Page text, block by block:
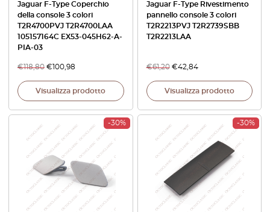
Jaguar F-Type Coperchio
della console 3 colori
T2R4700PVJ T2R4700LAA
105157164C EX53-045H62-A-
PIA-03
€118,80 €100,98
Visualizza prodotto
Jaguar F-Type Rivestimento
pannello console 3 colori
T2R2213PVJ T2R2739SBB
T2R2213LAA
€61,20 €42,84
Visualizza prodotto
-30% -30%